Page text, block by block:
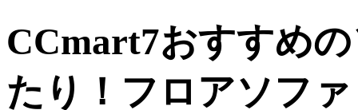
CCmart7おすすめ
たり！フロアソフ